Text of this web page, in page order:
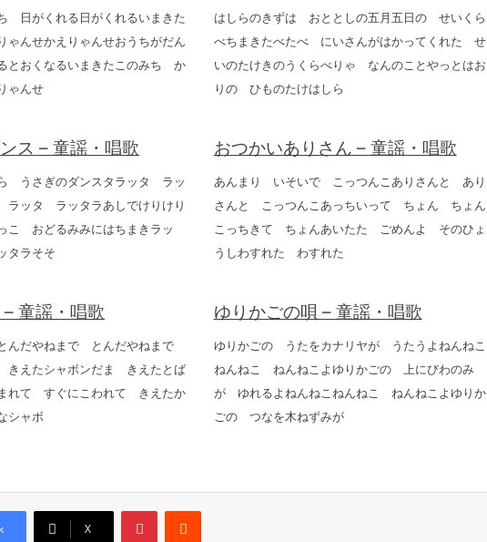
日がくれる日がくれるいまきた
んせかえりゃんせおうちがだん
とおくなるいまきたこのみち か
ゃんせ
はしらのきずは おととしの五月五日の せいくら
べちまきたべたべ にいさんがはかってくれた せ
いのたけきのうくらべりゃ なんのことやっとはお
りの ひものたけはしら
ス – 童謡・唱歌
うさぎのダンスタラッタ ラッ
ラッタ ラッタラあしでけりけり
こ おどるみみにはちまきラッ
ラそそ
おつかいありさん – 童謡・唱歌
あんまり いそいで こっつんこありさんと あり
さんと こっつんこあっちいって ちょん ちょん
こっちきて ちょんあいたた ごめんよ そのひょ
うしわすれた わすれた
童謡・唱歌
んだやねまで とんだやねまで
きえたシャボンだま きえたとば
れて すぐにこわれて きえたか
ャボ
ゆりかごの唄 – 童謡・唱歌
ゆりかごの うたをカナリヤが うたうよねんねこ
ねんねこ ねんねこよゆりかごの 上にびわのみ
が ゆれるよねんねこねんねこ ねんねこよゆりか
ごの つなを木ねずみが
X
PinterestReddit